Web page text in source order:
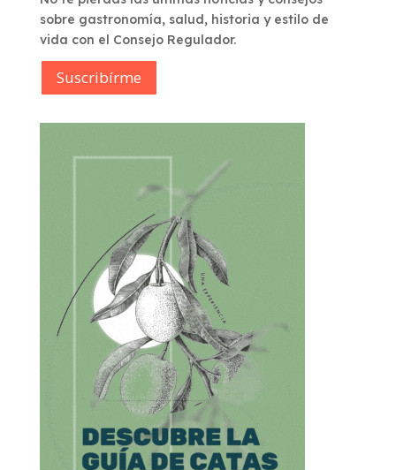
sobre gastronomía, salud, historia y estilo de
vida con el Consejo Regulador.
Suscribírme